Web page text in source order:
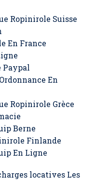
Ropinirole Suisse
En France
Paypal
En
Ropinirole Grèce
Berne
Finlande
En Ligne
locatives Les